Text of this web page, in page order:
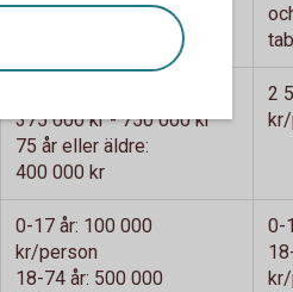
375 000 kr - 750 000 kr
75 år eller äldre:
400 000 kr
2
0-17 år: 100 000
kr/person
18-74 år: 500 000
0-